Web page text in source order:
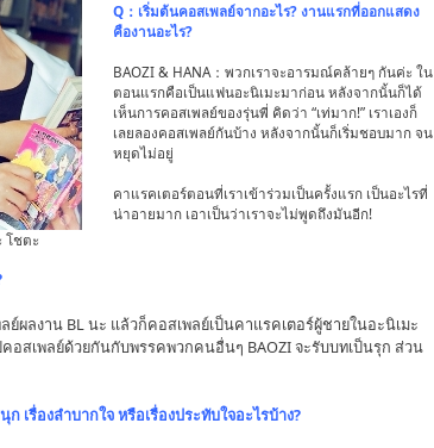
โชตะ
Q：เริ่มต้นคอสเพลย์จากอะไร? งานแรกที่ออกแสดง
คืองานอะไร?
BAOZI & HANA：พวกเราจะอารมณ์คล้ายๆ กันค่ะ ใน
ตอนแรกคือเป็นแฟนอะนิเมะมาก่อน หลังจากนั้นก็ได้
เห็นการคอสเพลย์ของรุ่นพี่ คิดว่า “เท่มาก!” เราเองก็
เลยลองคอสเพลย์กันบ้าง หลังจากนั้นก็เริ่มชอบมาก จน
หยุดไม่อยู่
คาแรคเตอร์ตอนที่เราเข้าร่วมเป็นครั้งแรก เป็นอะไรที่
น่าอายมาก เอาเป็นว่าเราจะไม่พูดถึงมันอีก!
ย์ผลงาน BL นะ แล้วก็คอสเพลย์เป็นคาแรคเตอร์ผู้ชายในอะนิเมะ
อสเพลย์ด้วยกันกับพรรคพวกคนอื่นๆ BAOZI จะรับบทเป็นรุก ส่วน
เรื่องลำบากใจ หรือเรื่องประทับใจอะไรบ้าง?